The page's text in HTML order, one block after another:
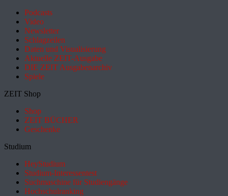
Podcasts
Video
Newsletter
Schlagzeilen
Daten und Visualisierung
Aktuelle ZEIT-Ausgabe
DIE ZEIT Ausgabenarchiv
Spiele
ZEIT Shop
Shop
ZEIT BÜCHER
Geschenke
Studium
HeyStudium
Studium-Interessentest
Suchmaschine für Studiengänge
Hochschulranking